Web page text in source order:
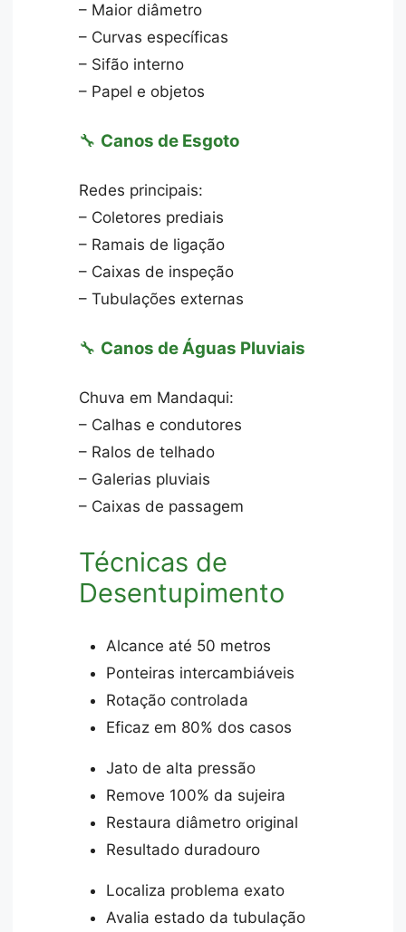
– Maior diâmetro
– Curvas específicas
– Sifão interno
– Papel e objetos
🔧 Canos de Esgoto
Redes principais:
– Coletores prediais
– Ramais de ligação
– Caixas de inspeção
– Tubulações externas
🔧 Canos de Águas Pluviais
Chuva em Mandaqui:
– Calhas e condutores
– Ralos de telhado
– Galerias pluviais
– Caixas de passagem
Técnicas de
Desentupimento
Alcance até 50 metros
Ponteiras intercambiáveis
Rotação controlada
Eficaz em 80% dos casos
Jato de alta pressão
Remove 100% da sujeira
Restaura diâmetro original
Resultado duradouro
Localiza problema exato
Avalia estado da tubulação